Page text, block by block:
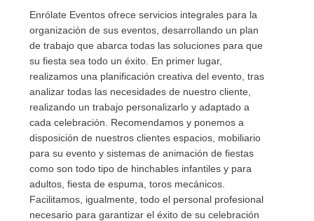
Enrólate Eventos ofrece servicios integrales para la
organización de sus eventos, desarrollando un plan
de trabajo que abarca todas las soluciones para que
su fiesta sea todo un éxito. En primer lugar,
realizamos una planificación creativa del evento, tras
analizar todas las necesidades de nuestro cliente,
realizando un trabajo personalizarlo y adaptado a
cada celebración. Recomendamos y ponemos a
disposición de nuestros clientes espacios, mobiliario
para su evento y sistemas de animación de fiestas
como son todo tipo de hinchables infantiles y para
adultos, fiesta de espuma, toros mecánicos.
Facilitamos, igualmente, todo el personal profesional
necesario para garantizar el éxito de su celebración